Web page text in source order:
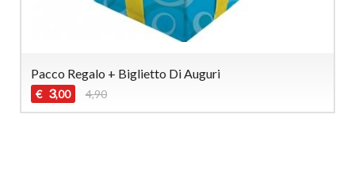
Pacco Regalo + Biglietto Di Auguri
€ 3,00 4,90